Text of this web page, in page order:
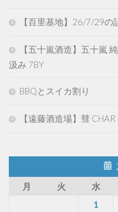
【百里基地】26/7/29の
【五十嵐酒造】五十嵐
汲み 7BY
BBQとスイカ割り
【遠藤酒造場】彗
月
火 水
1